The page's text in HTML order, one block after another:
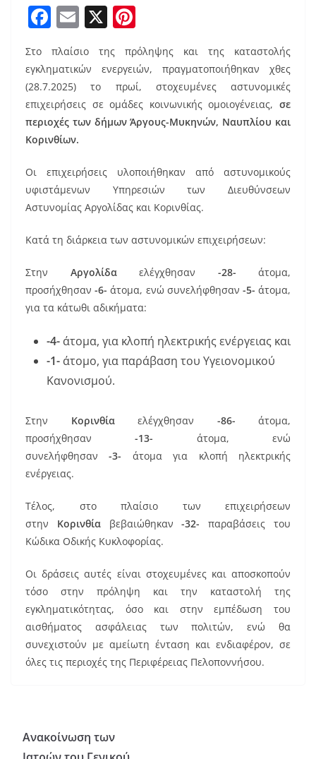
F
a
c
e
b
o
o
k
E
ai
X
nt
er
e
st
Στο πλαίσιο της πρόληψης και της καταστολής
εγκληματικών ενεργειών, πραγματοποιήθηκαν χθες
(28.7.2025) το πρωί, στοχευμένες αστυνομικές
επιχειρήσεις σε ομάδες κοινωνικής ομοιογένειας, σε
περιοχές των δήμων Άργους-Μυκηνών, Ναυπλίου και
Κορινθίων.
Οι επιχειρήσεις υλοποιήθηκαν από αστυνομικούς
υφιστάμενων Υπηρεσιών των Διευθύνσεων
Αστυνομίας Αργολίδας και Κορινθίας.
Κατά τη διάρκεια των αστυνομικών επιχειρήσεων:
Στην Αργολίδαελέγχθησαν -28- άτομα,
προσήχθησαν-6- άτομα, ενώ συνελήφθησαν -5- άτομα,
για τα κάτωθι αδικήματα:
-4- άτομα, για κλοπή ηλεκτρικής ενέργειας και
-1- άτομο, για παράβαση του Υγειονομικού
Κανονισμού.
Στην Κορινθίαελέγχθησαν -86- άτομα,
προσήχθησαν-13- άτομα, ενώ
συνελήφθησαν-3- άτομα για κλοπή ηλεκτρικής
ενέργειας.
Τέλος, στο πλαίσιο των επιχειρήσεων
στην Κορινθίαβεβαιώθηκαν-32-παραβάσεις του
Κώδικα Οδικής Κυκλοφορίας.
Οι δράσεις αυτές είναι στοχευμένες και αποσκοπούν
τόσο στην πρόληψη και την καταστολή της
εγκληματικότητας, όσο και στην εμπέδωση του
αισθήματος ασφάλειας των πολιτών, ενώ θα
συνεχιστούν με αμείωτη ένταση και ενδιαφέρον, σε
όλες τις περιοχές της Περιφέρειας Πελοποννήσου.
Ανακοίνωση των